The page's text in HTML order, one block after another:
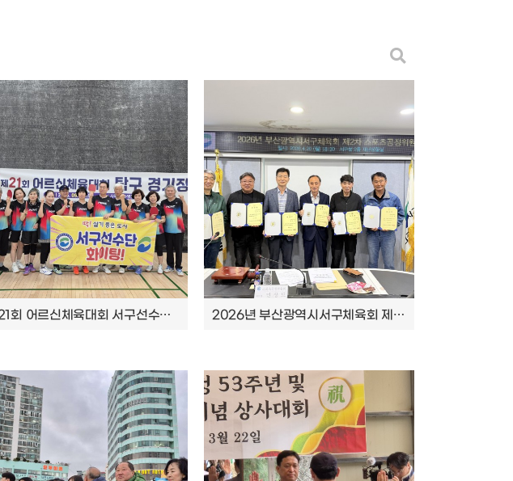
제21회 어르신체육대회 서구선수단 참가 및 대회 결과 안내 2026년 부산광역시서구체육회 제2차 스포츠공정위원회 개최 결과